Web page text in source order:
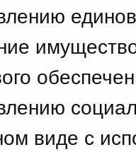
виде с